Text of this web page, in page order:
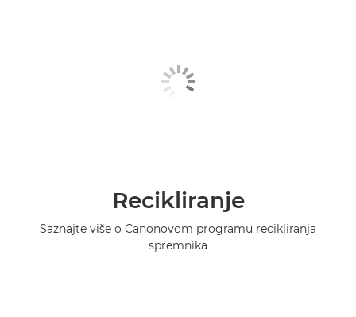
Recikliranje
Saznajte više o Canonovom programu recikliranja
spremnika